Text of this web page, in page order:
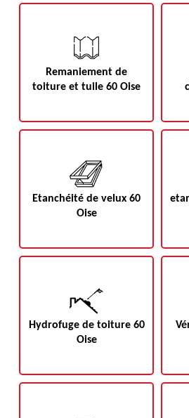
Remaniement de
toiture et tuile 60 Oise
Etanchéité de velux 60
Oise
Hydrofuge de toiture 60
Oise